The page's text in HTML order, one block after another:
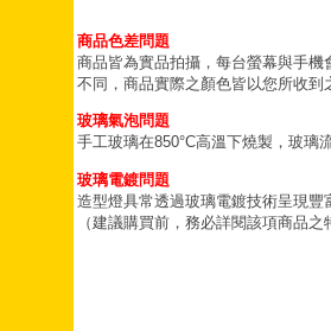
商品色差問題
商品皆為實品拍攝，每台螢幕與手
不同，商品實際之顏色皆以您所收到
玻璃氣泡問題
手工玻璃在850°C高溫下燒製，玻璃
玻璃電鍍問題
造型燈具常透過玻璃電鍍技術呈現
（建議購買前，務必詳閱該項商品之